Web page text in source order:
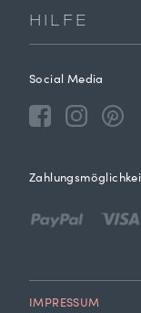
HILFE
Social Media
IMPRESSUM